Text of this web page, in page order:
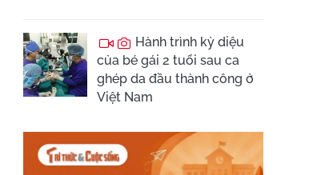
Hành trình kỳ diệu
của bé gái 2 tuổi sau ca
ghép da đầu thành công ở
Việt Nam